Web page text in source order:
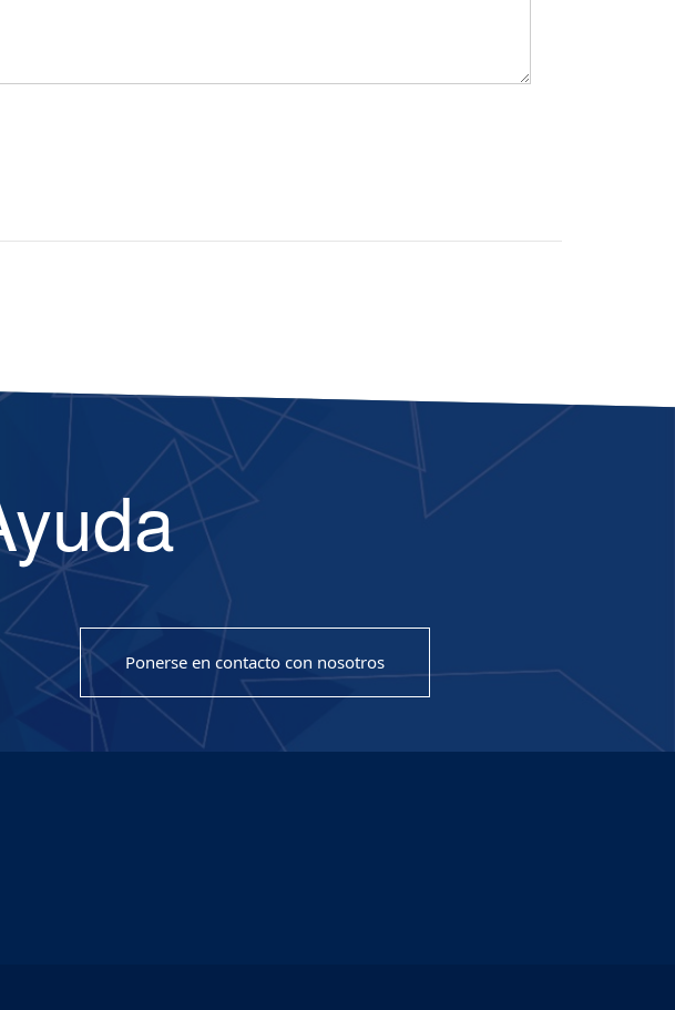
Ponerse en contacto con nosotros